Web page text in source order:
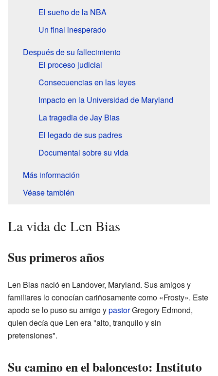
El sueño de la NBA
Un final inesperado
Después de su fallecimiento
El proceso judicial
Consecuencias en las leyes
Impacto en la Universidad de Maryland
La tragedia de Jay Bias
El legado de sus padres
Documental sobre su vida
Más información
Véase también
La vida de Len Bias
Sus primeros años
Len Bias nació en Landover, Maryland. Sus amigos y
familiares lo conocían cariñosamente como «Frosty». Este
apodo se lo puso su amigo ypastorGregory Edmond,
quien decía que Len era "alto, tranquilo y sin
pretensiones".
Su camino en el baloncesto: Instituto